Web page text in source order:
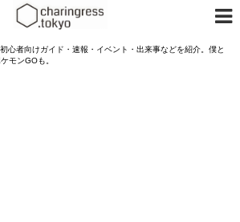
心者向けガイド・速報・イベント・出来事などを紹介。僕と
モンGOも。